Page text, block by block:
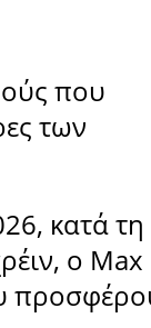
που
των
κατά τη
ο Max